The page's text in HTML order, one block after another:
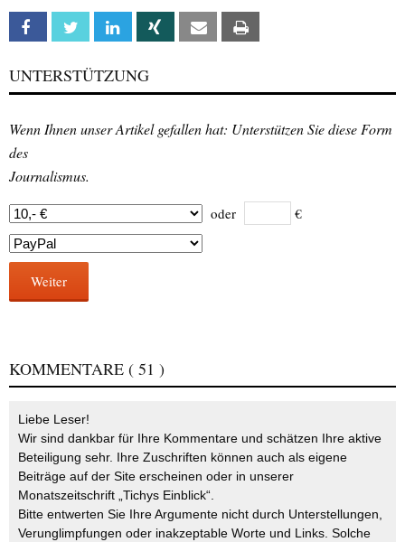
Facebook Twitter Linkedin Xing Email
UNTERSTÜTZUNG
Wenn Ihnen unser Artikel gefallen hat: Unterstützen Sie diese Form
des
Journalismus.
oder €
Weiter
KOMMENTARE ( 51 )
Liebe Leser!
Wir sind dankbar für Ihre Kommentare und schätzen Ihre aktive
Beteiligung sehr. Ihre Zuschriften können auch als eigene
Beiträge auf der Site erscheinen oder in unserer
Monatszeitschrift „Tichys Einblick“.
Bitte entwerten Sie Ihre Argumente nicht durch Unterstellungen,
Verunglimpfungen oder inakzeptable Worte und Links. Solche